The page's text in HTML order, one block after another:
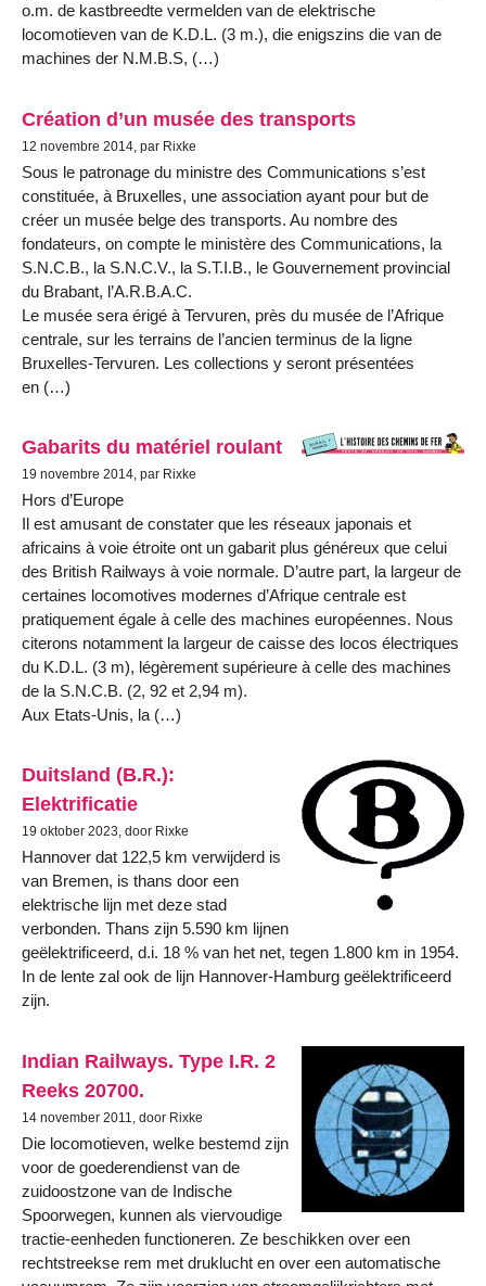
o.m. de kastbreedte vermelden van de elektrische
locomotieven van de K.D.L. (3 m.), die enigszins die van de
machines der N.M.B.S, (…)
Création d’un musée des transports
12 novembre 2014, par Rixke
Sous le patronage du ministre des Communications s’est
constituée, à Bruxelles, une association ayant pour but de
créer un musée belge des transports. Au nombre des
fondateurs, on compte le ministère des Communications, la
S.N.C.B., la S.N.C.V., la S.T.I.B., le Gouvernement provincial
du Brabant, l’A.R.B.A.C.
Le musée sera érigé à Tervuren, près du musée de l’Afrique
centrale, sur les terrains de l’ancien terminus de la ligne
Bruxelles-Tervuren. Les collections y seront présentées
en (…)
Gabarits du matériel roulant
19 novembre 2014, par Rixke
Hors d’Europe
Il est amusant de constater que les réseaux japonais et
africains à voie étroite ont un gabarit plus généreux que celui
des British Railways à voie normale. D’autre part, la largeur de
certaines locomotives modernes d’Afrique centrale est
pratiquement égale à celle des machines européennes. Nous
citerons notamment la largeur de caisse des locos électriques
du K.D.L. (3 m), légèrement supérieure à celle des machines
de la S.N.C.B. (2, 92 et 2,94 m).
Aux Etats-Unis, la (…)
Duitsland (B.R.):
Elektrificatie
19 oktober 2023, door Rixke
Hannover dat 122,5 km verwijderd is
van Bremen, is thans door een
elektrische lijn met deze stad
verbonden. Thans zijn 5.590 km lijnen
geëlektrificeerd, d.i. 18 % van het net, tegen 1.800 km in 1954.
In de lente zal ook de lijn Hannover-Hamburg geëlektrificeerd
zijn.
Indian Railways. Type I.R. 2
Reeks 20700.
14 november 2011, door Rixke
Die locomotieven, welke bestemd zijn
voor de goederendienst van de
zuidoostzone van de Indische
Spoorwegen, kunnen als viervoudige
tractie-eenheden functioneren. Ze beschikken over een
rechtstreekse rem met druklucht en over een automatische